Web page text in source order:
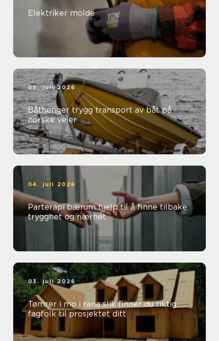
Elektriker molde
05. juli 2026
Båthenger trygg transport av båt på
norske veier
04. juli 2026
Parterapi bærum hjelp til å finne tilbake
trygghet og nærhet
03. juli 2026
Tømrer i mo i rana slik finner du riktig
fagfolk til prosjektet ditt